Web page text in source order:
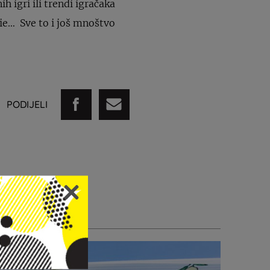
igri ili trendi igračaka
Sve to i još mnoštvo
PODIJELI